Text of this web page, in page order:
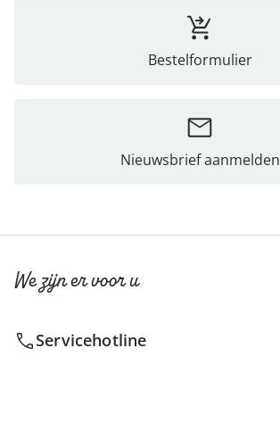
Bestelformulier
Nieuwsbrief aanmelden
We zijn er voor u
Servicehotline